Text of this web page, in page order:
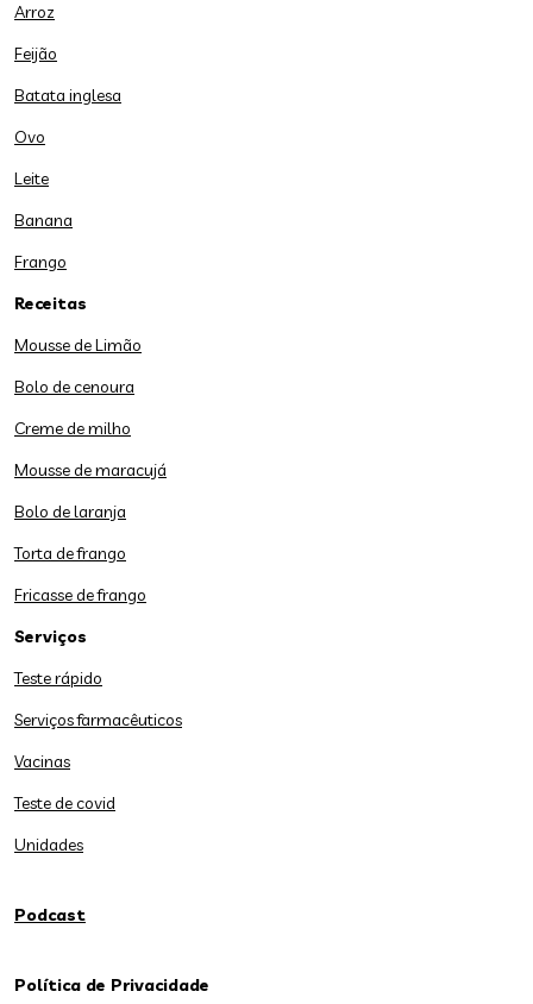
Arroz
Feijão
Batata inglesa
Ovo
Leite
Banana
Frango
Receitas
Mousse de Limão
Bolo de cenoura
Creme de milho
Mousse de maracujá
Bolo de laranja
Torta de frango
Fricasse de frango
Serviços
Teste rápido
Serviços farmacêuticos
Vacinas
Teste de covid
Unidades
Podcast
Política de Privacidade